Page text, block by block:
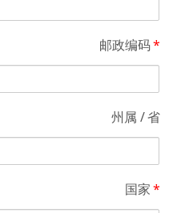
邮政编码*
州属 / 省
国家*